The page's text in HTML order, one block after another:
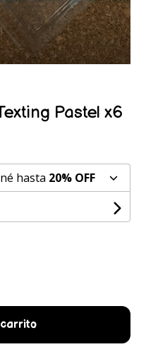
Pastel x6
hasta 20% OFF